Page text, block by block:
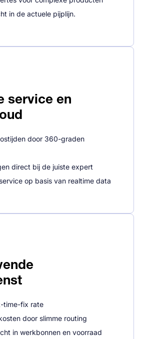
in de actuele pijplijn.
service en
door 360-graden
direct bij de juiste expert
op basis van realtime data
time-fix rate
door slimme routing
in werkbonnen en voorraad